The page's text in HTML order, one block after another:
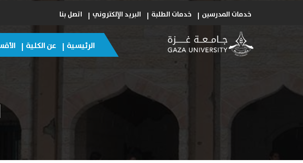
خدمات المدرسين خدمات الطلبة البريد الإلكتروني اتصل بنا
الرئيسية عن الكلية